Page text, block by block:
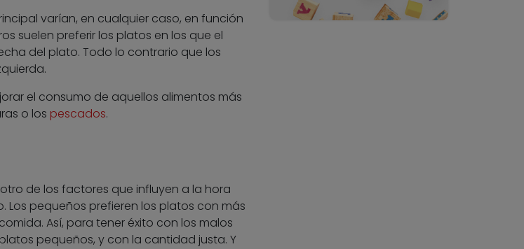
varían, en cualquier caso, en función
suelen preferir los platos en los que el
del plato. Todo lo contrario que los
el consumo de aquellos alimentos más
o los pescados.
de los factores que influyen a la hora
Los pequeños prefieren los platos con más
Así, para tener éxito con los malos
pequeños, y con la cantidad justa. Y